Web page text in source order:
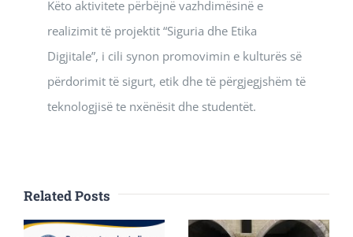
Këto aktivitete përbëjnë vazhdimësinë e
realizimit të projektit “Siguria dhe Etika
Digjitale”, i cili synon promovimin e kulturës së
përdorimit të sigurt, etik dhe të përgjegjshëm të
teknologjisë te nxënësit dhe studentët.
Related Posts